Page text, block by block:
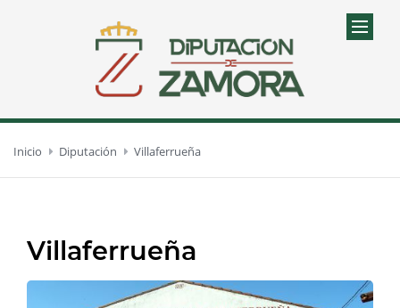
Inicio Diputación Villaferrueña
Villaferrueña